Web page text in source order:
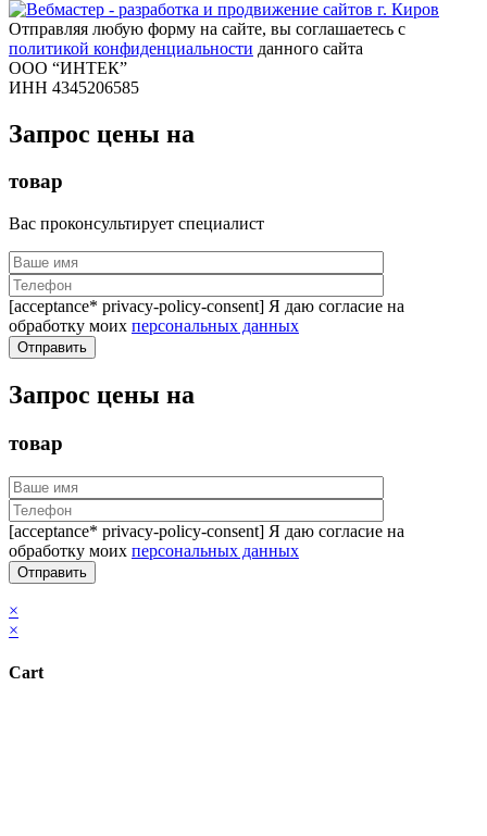
Отправляя любую форму на сайте, вы соглашаетесь с
политикой конфиденциальности данного сайта
ООО “ИНТЕК”
ИНН 4345206585
Запрос цены на
товар
Вас проконсультирует специалист
[acceptance* privacy-policy-consent] Я даю согласие на
обработку моих персональных данных
Запрос цены на
товар
[acceptance* privacy-policy-consent] Я даю согласие на
обработку моих персональных данных
×
×
Cart